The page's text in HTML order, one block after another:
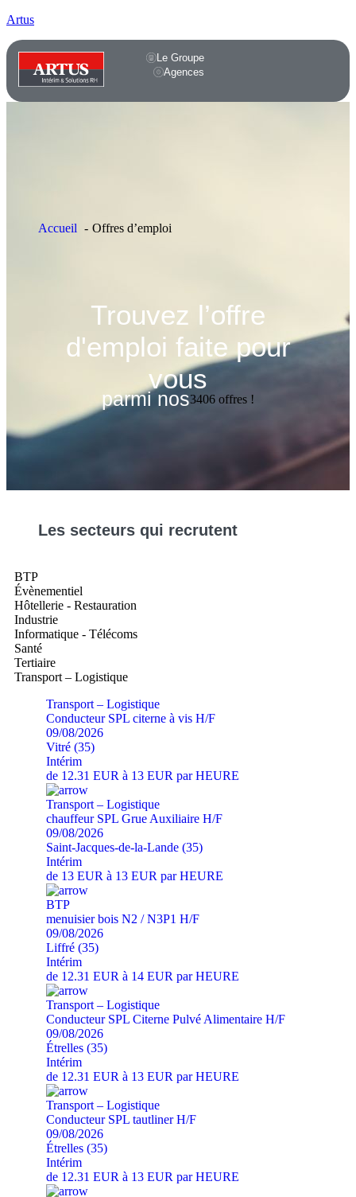
Artus
Le Groupe
Agences
Accueil Offres d’emploi
Trouvez l’offre
d'emploi faite pour
vous
parmi nos3406 offres !
Les secteurs qui recrutent
BTP
Évènementiel
Hôtellerie - Restauration
Industrie
Informatique - Télécoms
Santé
Tertiaire
Transport – Logistique
Transport – Logistique
Conducteur SPL citerne à vis H/F
09/08/2026
Vitré (35)
Intérim
de 12.31 EUR à 13 EUR par HEURE
Transport – Logistique
chauffeur SPL Grue Auxiliaire H/F
09/08/2026
Saint-Jacques-de-la-Lande (35)
Intérim
de 13 EUR à 13 EUR par HEURE
BTP
menuisier bois N2 / N3P1 H/F
09/08/2026
Liffré (35)
Intérim
de 12.31 EUR à 14 EUR par HEURE
Transport – Logistique
Conducteur SPL Citerne Pulvé Alimentaire H/F
09/08/2026
Étrelles (35)
Intérim
de 12.31 EUR à 13 EUR par HEURE
Transport – Logistique
Conducteur SPL tautliner H/F
09/08/2026
Étrelles (35)
Intérim
de 12.31 EUR à 13 EUR par HEURE